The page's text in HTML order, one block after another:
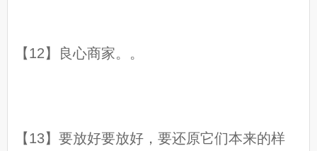
【12】良心商家。。
【13】要放好要放好，要还原它们本来的样